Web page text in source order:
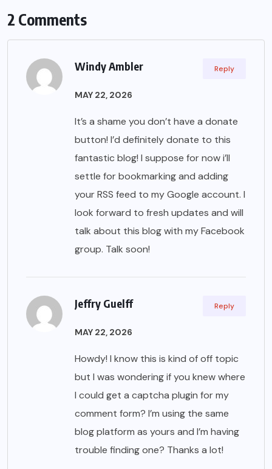
2 Comments
Windy Ambler
MAY 22, 2026
It’s a shame you don’t have a donate
button! I’d definitely donate to this
fantastic blog! I suppose for now i’ll
settle for bookmarking and adding
your RSS feed to my Google account. I
look forward to fresh updates and will
talk about this blog with my Facebook
group. Talk soon!
Reply
Jeffry Guelff
MAY 22, 2026
Howdy! I know this is kind of off topic
but I was wondering if you knew where
I could get a captcha plugin for my
comment form? I’m using the same
blog platform as yours and I’m having
trouble finding one? Thanks a lot!
Reply